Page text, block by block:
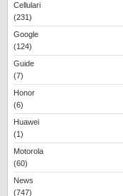
Cellulari
(231)
Google
(124)
Guide
(7)
Honor
(6)
Huawei
(1)
Motorola
(60)
News
(747)